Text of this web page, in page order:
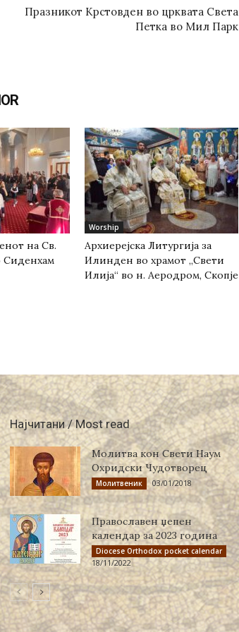
Празникот Крстовден во црквата Света
Петка во Мил Парк
на Св.
Сиденхам
Worship
Архиерејска Литургија за
Илинден во храмот „Свети
Илија“ во н. Аеродром, Скопје
Најчитани / Most read
Молитва кон Свети Наум
Охридски Чудотворец
Молитвеник 03/01/2018
Православен џепен
календар за 2023 година
Diocese Orthodox pocket calendar
18/11/2022